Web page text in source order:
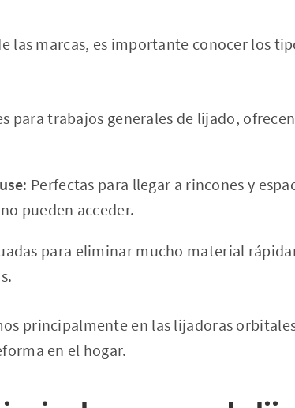
las marcas, es importante conocer los
para trabajos generales de lijado,
: Perfectas para llegar a rincones y
pueden acceder.
para eliminar mucho material
principalmente en las lijadoras
en el hogar.